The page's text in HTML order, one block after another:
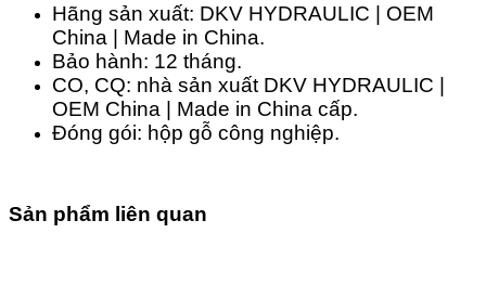
Hãng sản xuất: DKV HYDRAULIC | OEM
China | Made in China.
Bảo hành: 12 tháng.
CO, CQ: nhà sản xuất DKV HYDRAULIC |
OEM China | Made in China cấp.
Đóng gói: hộp gỗ công nghiệp.
Sản phẩm liên quan